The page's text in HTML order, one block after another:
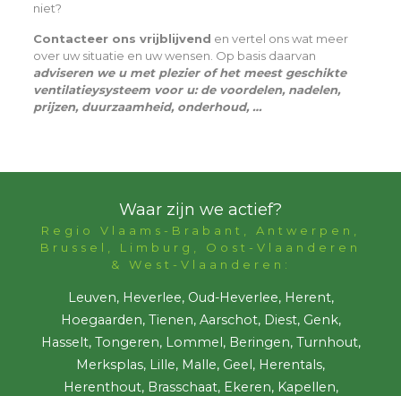
niet?
Contacteer ons vrijblijvend en vertel ons wat meer
over uw situatie en uw wensen. Op basis daarvan
adviseren we u met plezier of het meest geschikte
ventilatieysysteem voor u: de voordelen, nadelen,
prijzen, duurzaamheid, onderhoud, …
Waar zijn we actief?
Regio Vlaams-Brabant, Antwerpen,
Brussel, Limburg, Oost-Vlaanderen
& West-Vlaanderen:
Leuven, Heverlee, Oud-Heverlee, Herent,
Hoegaarden, Tienen, Aarschot, Diest, Genk,
Hasselt, Tongeren, Lommel, Beringen, Turnhout,
Merksplas, Lille, Malle, Geel, Herentals,
Herenthout, Brasschaat, Ekeren, Kapellen,